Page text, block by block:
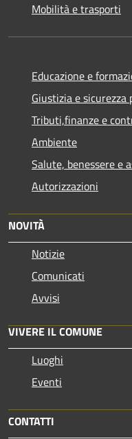
Mobilità e trasporti
Educazione e
Giustizia e sicurezza
Tributi,finanze e
Ambiente
Salute, benessere e
Autorizzazioni
NOVITÀ
Notizie
Comunicati
Avvisi
VIVERE IL COMUNE
Luoghi
Eventi
CONTATTI